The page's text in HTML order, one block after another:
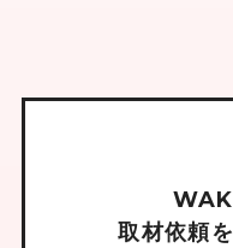
WAK
取材依頼を